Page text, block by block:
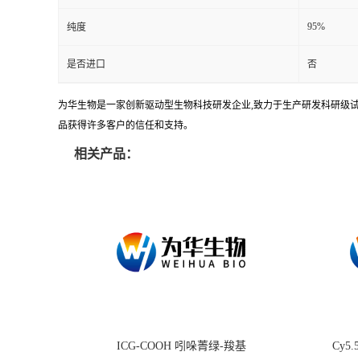
纯度 95%
是否进口 否
为华生物是一家创新驱动型生物科技研发企业,致力于生产研发科研
品获得许多客户的信任和支持。
相关产品：
ICG-COOH 吲哚菁绿-羧基